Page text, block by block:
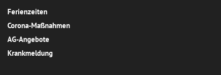
Ferienzeiten
Corona-Maßnahmen
AG-Angebote
Krankmeldung